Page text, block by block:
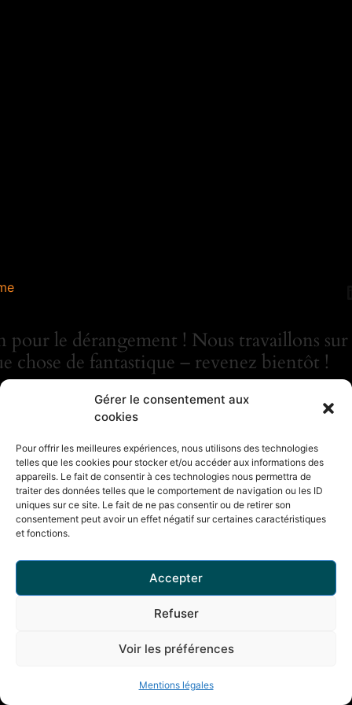
Gérer le consentement aux
cookies
Pour offrir les meilleures expériences, nous utilisons des technologies
telles que les cookies pour stocker et/ou accéder aux informations des
appareils. Le fait de consentir à ces technologies nous permettra de
traiter des données telles que le comportement de navigation ou les ID
uniques sur ce site. Le fait de ne pas consentir ou de retirer son
consentement peut avoir un effet négatif sur certaines caractéristiques
et fonctions.
Accepter
Refuser
Voir les préférences
Mentions légales
pour le dérangement ! Nous travaillons sur
chose de fantastique – revenez bientôt !